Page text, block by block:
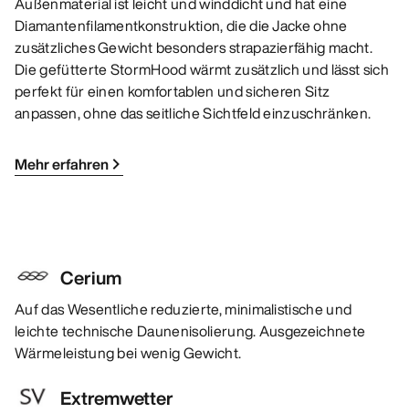
Diamantenfilamentkonstruktion, die die Jacke ohne
zusätzliches Gewicht besonders strapazierfähig macht.
Die gefütterte StormHood wärmt zusätzlich und lässt sich
perfekt für einen komfortablen und sicheren Sitz
anpassen, ohne das seitliche Sichtfeld einzuschränken.
Mehr erfahren
Cerium
Auf das Wesentliche reduzierte, minimalistische und
leichte technische Daunenisolierung. Ausgezeichnete
Wärmeleistung bei wenig Gewicht.
Extremwetter